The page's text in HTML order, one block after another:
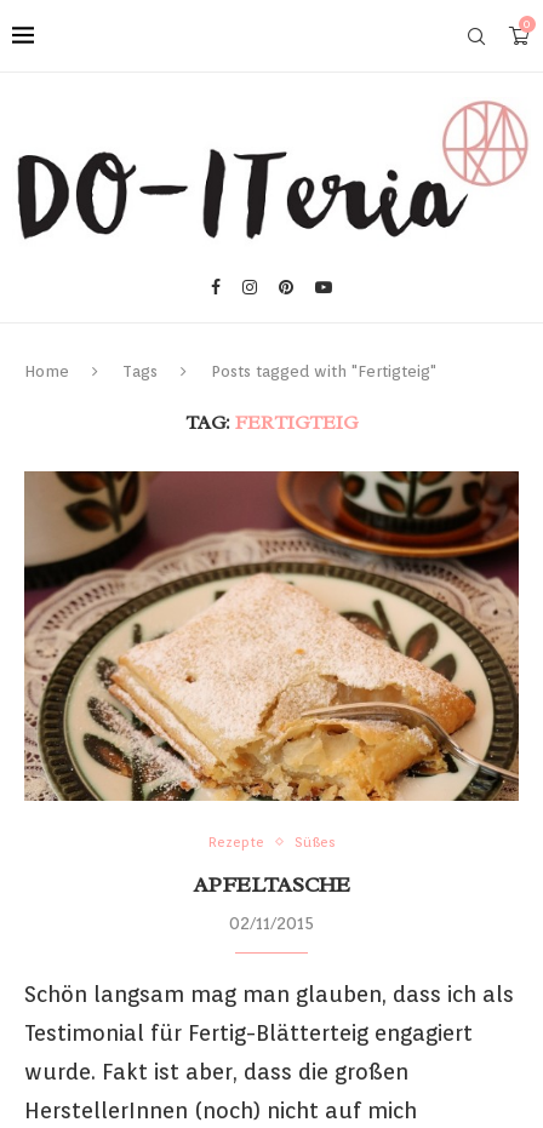
0
Home Tags Posts tagged with "Fertigteig"
TAG: FERTIGTEIG
Rezepte Süßes
APFELTASCHE
02/11/2015
Schön langsam mag man glauben, dass ich als
Testimonial für Fertig-Blätterteig engagiert
wurde. Fakt ist aber, dass die großen
HerstellerInnen (noch) nicht auf mich